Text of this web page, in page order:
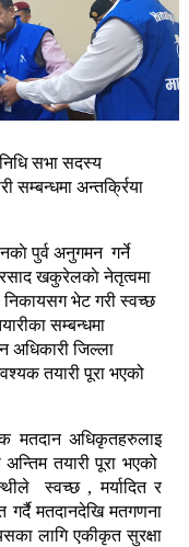
सभा सदस्य
सम्बन्धमा अन्तर्क्रिया
पुर्व अनुगमन गर्ने
खकुरेलकाे नेतृत्वमा
निकायसग भेट गरी स्वच्छ
सम्बन्धमा
अधिकारी जिल्ला
तयारी पूरा भएको
मतदान अधिकृतहरुलाइ
तयारी पूरा भएको
स्वच्छ , मर्यादित र
गर्दै मतदानदेखि मतगणना
लागि एकीकृत सुरक्षा